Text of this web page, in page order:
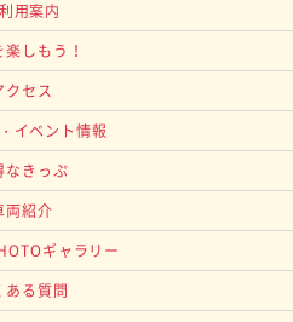
用案内
しもう！
クセス
イベント情報
なきっぷ
両紹介
ギャラリー
ある質問